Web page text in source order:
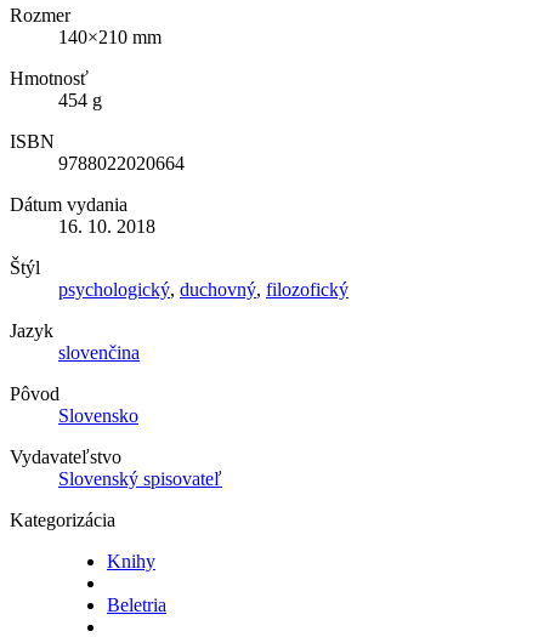
Rozmer
140×210 mm
Hmotnosť
454 g
ISBN
9788022020664
Dátum vydania
16. 10. 2018
Štýl
psychologický, duchovný, filozofický
Jazyk
slovenčina
Pôvod
Slovensko
Vydavateľstvo
Slovenský spisovateľ
Kategorizácia
Knihy
Beletria